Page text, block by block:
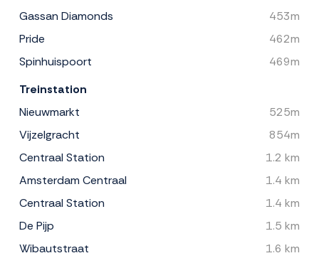
Gassan Diamonds
453m
Pride
462m
Spinhuispoort
469m
Treinstation
Nieuwmarkt
525m
Vijzelgracht
854m
Centraal Station
1.2 km
Amsterdam Centraal
1.4 km
Centraal Station
1.4 km
De Pijp
1.5 km
Wibautstraat
1.6 km